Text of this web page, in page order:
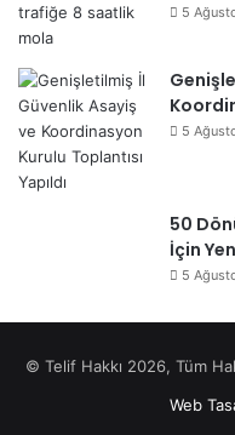
5
5
50
İçin
5
© Telif Hakkı 2026, Tüm
Web